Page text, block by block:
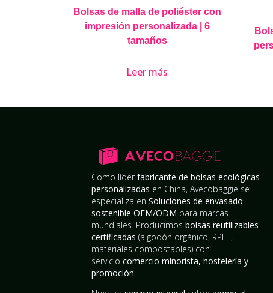
Bolsas de malla de poliéster con
impresión personalizada | 6
tamaños
Leer más
Como líderfabricante de bolsas ecológicas
personalizadas en China, Avecobaggie se
especializa en Soluciones de envasado
sostenible OEM/ODM para marcas
mundiales. Producimos bolsas reutilizables
certificadas (algodón orgánico, RPET,
materiales compostables) con
servicio comercio minorista, hostelería y
promoción